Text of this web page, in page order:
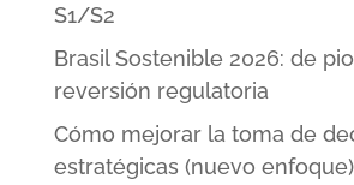
S1/S2
Brasil Sostenible 2026: de
reversión regulatoria
Cómo mejorar la toma de
estratégicas (nuevo enfoque)